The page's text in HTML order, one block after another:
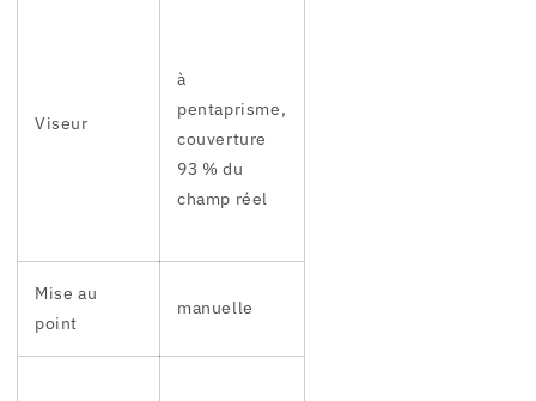
Viseur
à
pentaprisme,
couverture
93 % du
champ réel
Mise au
point
manuelle